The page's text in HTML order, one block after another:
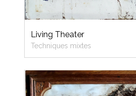
Living Theater
Techniques mixtes